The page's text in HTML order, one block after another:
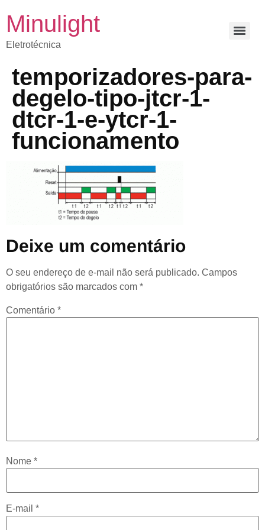
Minulight
Eletrotécnica
temporizadores-para-
degelo-tipo-jtcr-1-
dtcr-1-e-ytcr-1-
funcionamento
Deixe um comentário
O seu endereço de e-mail não será publicado. Campos
obrigatórios são marcados com *
Comentário *
Nome *
E-mail *